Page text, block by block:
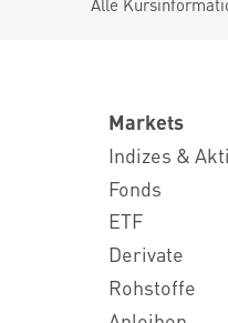
Alle
Markets
Indizes &
Fonds
ETF
Derivate
Rohstoffe